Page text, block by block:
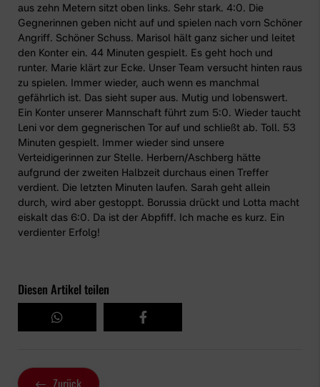
aus zehn Metern sitzt oben links. Sehr stark. 4:0. Die
Gegnerinnen geben nicht auf und spielen nach vorn Schöner
Angriff. Schöner Schuss. Marisol hält ganz sicher und leitet
den Konter ein. 44 Minuten gespielt. Es geht hoch und
runter. Marie klärt zur Ecke. Unser Team versucht hinten raus
zu spielen. Immer wieder, auch wenn es manchmal
gefährlich ist. Das sieht super aus. Mutig und lobenswert.
Ein Konter unserer Mannschaft führt zum 5:0. Wieder taucht
Leni vor dem gegnerischen Tor auf und schließt ab. Toll. 53
Minuten gespielt. Immer wieder sind unsere
Verteidigerinnen zur Stelle. Herbern/Aschberg hätte
aufgrund der zweiten Halbzeit durchaus einen Treffer
verdient. Die letzten Minuten laufen. Sarah geht allein
durch, wird aber gestoppt. Borussia drückt und Lotta macht
eiskalt das 6:0. Da ist der Abpfiff. Ich mache es kurz. Ein
verdienter Erfolg!
Diesen Artikel teilen